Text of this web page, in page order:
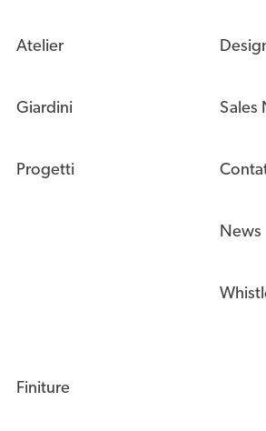
Atelier
Giardini
Progetti
Sales
News
Finiture